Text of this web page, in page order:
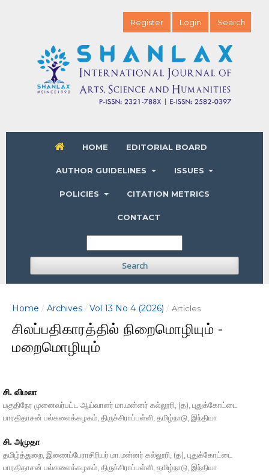
HOME EDITORIAL BOARD
AUTHOR GUIDELINES ISSUES
POLICIES CITATION METRICS
CONTACT
Search
Register Login Search
Home / Archives / Vol 13 No 4 (2026) / Articles
சிலப்பதிகாரத்தில் நிறைமொழியும் -
மறைமொழியும்
சி. விமலா
பகுதிநேர முனைவர்பட்ட ஆய்வாளர் மா.மன்னர் கல்லூரி, (த), புதுக்கோட்டை
பாரதிதாசன் பல்கலைக்கழகம், திருச்சிராப்பள்ளி, தமிழ்நாடு, இந்தியா
சி. அமுதா
தமிழ்த்துறை, இணைப்பேராசிரியர் மா.மன்னர் கல்லூரி, (த), புதுக்கோட்டை
பாரதிதாசன் பல்கலைக்கழகம், திருச்சிராப்பள்ளி, தமிழ்நாடு, இந்தியா